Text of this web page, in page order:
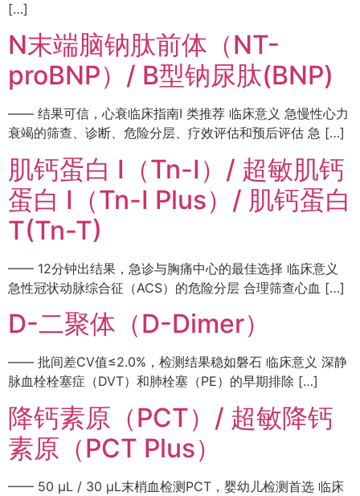
[…]
N末端脑钠肽前体（NT-
proBNP）/ B型钠尿肽(BNP)
—— 结果可信，心衰临床指南I 类推荐 临床意义 急慢性心力
衰竭的筛查、诊断、危险分层、疗效评估和预后评估 急 […]
肌钙蛋白 I（Tn-I）/ 超敏肌钙
蛋白 I（Tn-I Plus）/ 肌钙蛋白
T(Tn-T)
—— 12分钟出结果，急诊与胸痛中心的最佳选择 临床意义
急性冠状动脉综合征（ACS）的危险分层 合理筛查心血 […]
D-二聚体（D-Dimer）
—— 批间差CV值≤2.0%，检测结果稳如磐石 临床意义 深静
脉血栓栓塞症（DVT）和肺栓塞（PE）的早期排除 […]
降钙素原（PCT）/ 超敏降钙
素原（PCT Plus）
—— 50 µL / 30 µL末梢血检测PCT，婴幼儿检测首选 临床